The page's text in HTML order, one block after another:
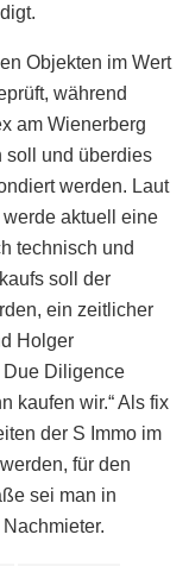
Objekten im Wert
während
am Wienerberg
soll und überdies
werden. Laut
aktuell eine
technisch und
soll der
ein zeitlicher
Holger
Due Diligence
kaufen wir.“ Als fix
der S Immo im
für den
sei man in